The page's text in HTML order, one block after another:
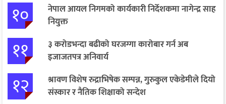
१०
नेपाल आयल निगमको कार्यकारी निर्देशकमा नागेन्द्र साह
नियुक्त
११
३ करोडभन्दा बढीको घरजग्गा कारोबार गर्न अब
इजाजतपत्र अनिवार्य
१२
श्रावण विशेष रुद्राभिषेक सम्पन्न, गुरुकुल एकेडेमीले दियो
संस्कार र नैतिक शिक्षाको सन्देश